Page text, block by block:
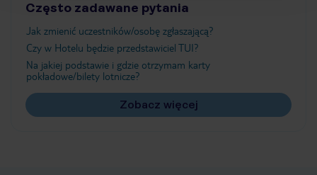
Często zadawane pytania
Jak zmienić uczestników/osobę zgłaszającą?
Czy w Hotelu będzie przedstawiciel TUI?
Na jakiej podstawie i gdzie otrzymam karty
pokładowe/bilety lotnicze?
Zobacz więcej